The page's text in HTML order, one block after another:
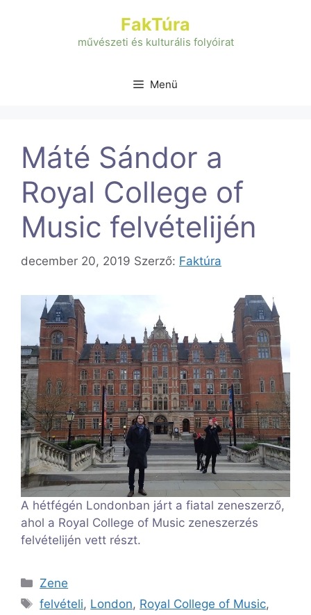
FakTúra
művészeti és kulturális folyóirat
Menü
Máté Sándor a
Royal College of
Music felvételijén
december 20, 2019 Szerző: Faktúra
A hétfégén Londonban járt a fiatal zeneszerző,
ahol a Royal College of Music zeneszerzés
felvételijén vett részt.
Kategória
Zene
Címkék
felvételi, London, Royal College of Music,